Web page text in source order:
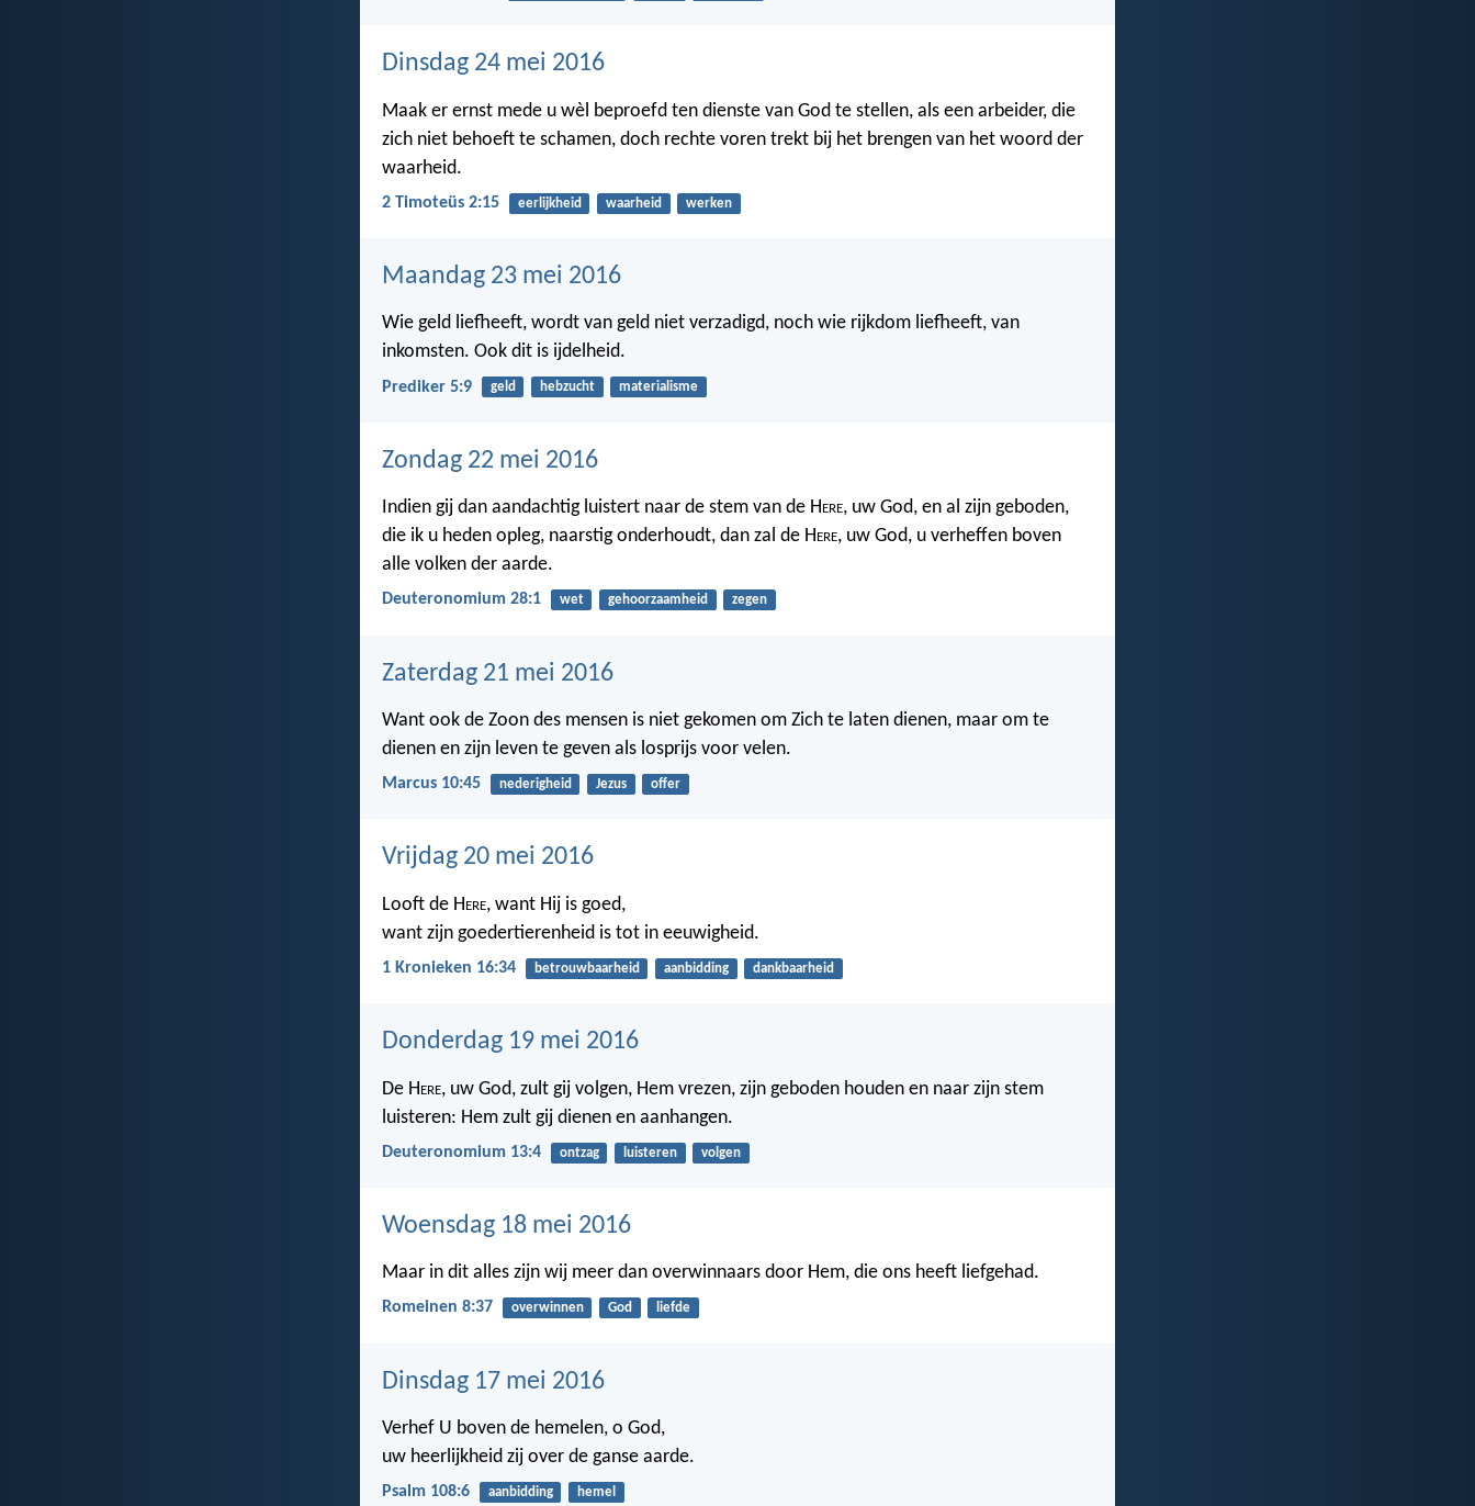
Dinsdag 24 mei 2016
Maak er ernst mede u wèl beproefd ten dienste van God te stellen, als een arbeider, die
zich niet behoeft te schamen, doch rechte voren trekt bij het brengen van het woord der
waarheid.
2 Timoteüs 2:15 eerlijkheid waarheid werken
Maandag 23 mei 2016
Wie geld liefheeft, wordt van geld niet verzadigd, noch wie rijkdom liefheeft, van
inkomsten. Ook dit is ijdelheid.
Prediker 5:9 geld hebzucht materialisme
Zondag 22 mei 2016
Indien gij dan aandachtig luistert naar de stem van de Here, uw God, en al zijn geboden,
die ik u heden opleg, naarstig onderhoudt, dan zal de Here, uw God, u verheffen boven
alle volken der aarde.
Deuteronomium 28:1 wet gehoorzaamheid zegen
Zaterdag 21 mei 2016
Want ook de Zoon des mensen is niet gekomen om Zich te laten dienen, maar om te
dienen en zijn leven te geven als losprijs voor velen.
Marcus 10:45 nederigheid Jezus offer
Vrijdag 20 mei 2016
Looft de Here, want Hij is goed,
want zijn goedertierenheid is tot in eeuwigheid.
1 Kronieken 16:34 betrouwbaarheid aanbidding dankbaarheid
Donderdag 19 mei 2016
De Here, uw God, zult gij volgen, Hem vrezen, zijn geboden houden en naar zijn stem
luisteren: Hem zult gij dienen en aanhangen.
Deuteronomium 13:4 ontzag luisteren volgen
Woensdag 18 mei 2016
Maar in dit alles zijn wij meer dan overwinnaars door Hem, die ons heeft liefgehad.
Romeinen 8:37 overwinnen God liefde
Dinsdag 17 mei 2016
Verhef U boven de hemelen, o God,
uw heerlijkheid zij over de ganse aarde.
Psalm 108:6 aanbidding hemel